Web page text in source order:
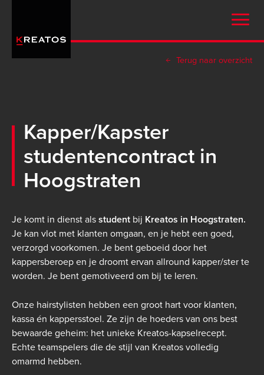
naar
inhoud
Terug naar overzicht
Kapper/Kapster
studentencontract in
Hoogstraten
Je komt in dienst alsstudent bij Kreatos in Hoogstraten.
Je kan vlot met klanten omgaan, en je hebt een goed,
verzorgd voorkomen. Je bent geboeid door het
kappersberoep en je droomt ervan allround kapper/ster te
worden. Je bent gemotiveerd om bij te leren.
Onze hairstylisten hebben een groot hart voor klanten,
kassa én kappersstoel. Ze zijn de hoeders van ons best
bewaarde geheim: het unieke Kreatos-kapselrecept.
Echte teamspelers die de stijl van Kreatosvolledig
omarmd hebben.